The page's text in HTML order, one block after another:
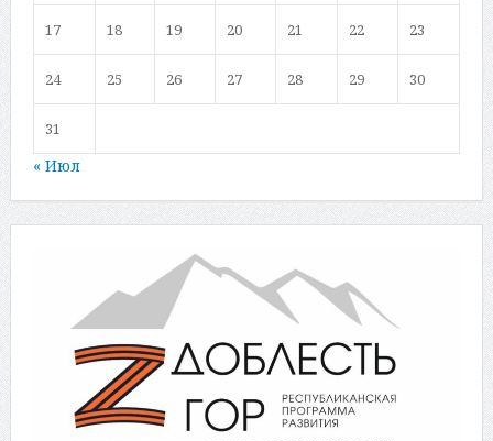
17 18 19 20 21 22 23
24 25 26 27 28 29 30
31
« Июл